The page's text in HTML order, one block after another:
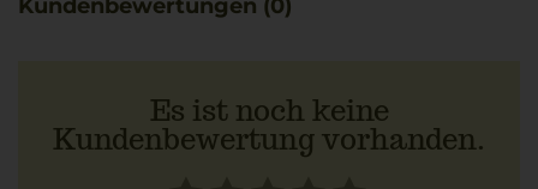
Kundenbewertungen (0)
Es ist noch keine
Kundenbewertung vorhanden.